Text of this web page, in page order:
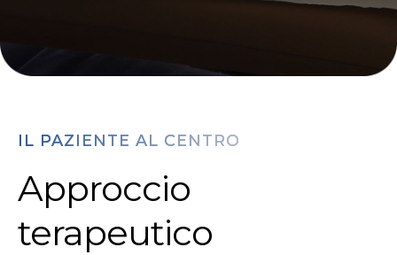
IL PAZIENTE AL CENTRO
Approccio
terapeutico